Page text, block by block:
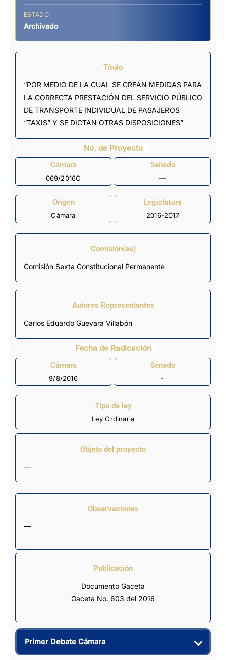
ESTADO
Archivado
Título
“POR MEDIO DE LA CUAL SE CREAN MEDIDAS PARA
LA CORRECTA PRESTACIÓN DEL SERVICIO PÚBLICO
DE TRANSPORTE INDIVIDUAL DE PASAJEROS
“TAXIS” Y SE DICTAN OTRAS DISPOSICIONES”
No. de Proyecto
Cámara
069/2016C
Senado
—
Origen
Cámara
Legislatura
2016-2017
Comisión(es)
Comisión Sexta Constitucional Permanente
Autores Representantes
Carlos Eduardo Guevara Villabón
Fecha de Radicación
Cámara
9/8/2016
Senado
-
Tipo de ley
Ley Ordinaria
Objeto del proyecto
—
Observaciones
—
Publicación
Documento Gaceta
Gaceta No. 603 del 2016
Primer Debate Cámara